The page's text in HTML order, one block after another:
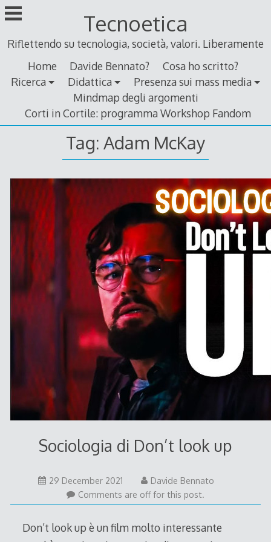
Skip
to
Tecnoetica
Riflettendo su tecnologia, società, valori. Liberamente
Home
Davide Bennato?
Cosa ho scritto?
Ricerca
Didattica
Presenza sui mass media
Mindmap degli argomenti
Corti in Cortile: programma Workshop Fandom
Tag: Adam McKay
Sociologia di Don’t look up
29 December 2021
Davide Bennato
Comments are off for this post.
Don’t look up è un film molto interessante